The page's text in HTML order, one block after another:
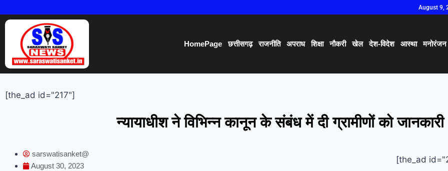
August 9,
HomePage छत्तीसगढ़ राजनीति अपराध शिक्षा नौकरी खेल देश-विदेश आस्था मनोरंजन
[the_ad id="217"]
न्यायाधीश ने विभिन्न कानून के संबंध में दी ग्रामीणों को जानकारी
sarswatisanket@
August 30, 2023
[the_ad